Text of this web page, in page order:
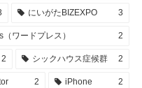
にいがたBIZEXPO 3
ワードプレス） 2
2 シックハウス症候群 2
2 iPhone 2